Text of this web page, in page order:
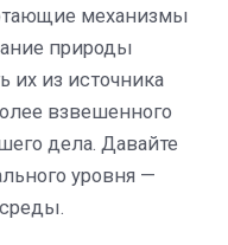
механизмы
природы
их из источника
взвешенного
дела. Давайте
уровня —